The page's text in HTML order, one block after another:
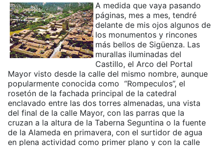
A medida que vaya pasando
páginas, mes a mes, tendré
delante de mis ojos algunos de
los monumentos y rincones
más bellos de Sigüenza. Las
murallas iluminadas del
Castillo, el Arco del Portal
Mayor visto desde la calle del mismo nombre, aunque
popularmente conocida como “Rompeculos”, el
rosetón de la fachada principal de la catedral
enclavado entre las dos torres almenadas, una vista
del final de la calle Mayor, con las parras que la
cruzan a la altura de la Taberna Seguntina o la fuente
de la Alameda en primavera, con el surtidor de agua
en plena actividad como primer plano y con la calle